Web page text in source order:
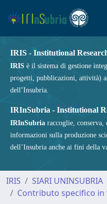
IRIS - Institutional
IRIS è il sistema di gestione
progetti, pubblicazioni, attività)
dell’Insubria.
IRInSubria - Institutional
IRInSubria raccoglie, conserva,
informazioni sulla produzione
dell’Insubria anche ai fini della
IRIS
SIARI UNINSUBRIA
Contributo specifico in